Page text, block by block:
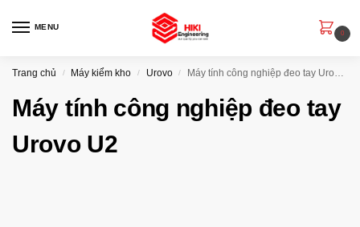
MENU
0
Trang chủ / Máy kiểm kho / Urovo / Máy tính công nghiệp đeo tay Urovo U2
Máy tính công nghiệp đeo tay
Urovo U2